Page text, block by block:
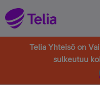
Telia Yhteisö on
sulkeutuu